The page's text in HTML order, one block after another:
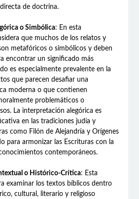
de doctrina.
o Simbólica: En esta
que muchos de los relatos y
metafóricos o simbólicos y deben
encontrar un significado más
es especialmente prevalente en la
que parecen desafiar una
moderna o que contienen
problemáticos o
La interpretación alegórica es
en las tradiciones judía y
como Filón de Alejandría y Orígenes
para armonizar las Escrituras con la
contemporáneos.
o Histórico-Crítica: Esta
examinar los textos bíblicos dentro
cultural, literario y religioso